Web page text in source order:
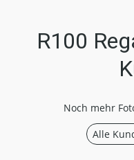
R100
Noch mehr
Alle